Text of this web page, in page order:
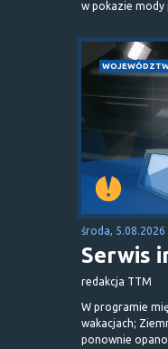
w pokazie mody
środa, 5.08.2026
Serwis
redakcja TTM
W programie
wakacjach;
ponownie